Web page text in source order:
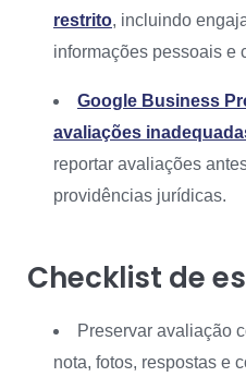
restrito, incluindo
informações pessoais e
Google Business
avaliações
reportar avaliações
providências jurídicas.
Checklist de
Preservar avaliação
nota, fotos, respostas e